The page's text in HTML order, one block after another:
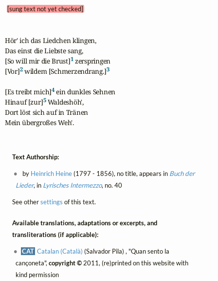
[sung text not yet checked]
Hör' ich das Liedchen klingen,
Das einst die Liebste sang,
[So will mir die Brust]1 zerspringen
[Vor]2 wildem [Schmerzendrang.]3
[Es treibt mich]4 ein dunkles Sehnen
Hinauf [zur]5 Waldeshöh',
Dort löst sich auf in Tränen
Mein übergroßes Weh'.
Text Authorship:
by Heinrich Heine(1797 - 1856), no title, appears in Buch der
Lieder, in Lyrisches Intermezzo, no. 40
See othersettings of this text.
Available translations, adaptations or excerpts, and
transliterations (if applicable):
CAT Catalan (Català) (Salvador Pila) , "Quan sento la
cançoneta", copyright ©2011, (re)printed on this website with
kind permission